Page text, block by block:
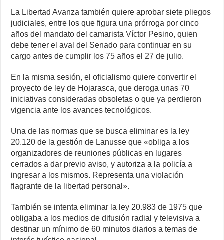
La Libertad Avanza también quiere aprobar siete pliegos
judiciales, entre los que figura una prórroga por cinco
años del mandato del camarista Víctor Pesino, quien
debe tener el aval del Senado para continuar en su
cargo antes de cumplir los 75 años el 27 de julio.
En la misma sesión, el oficialismo quiere convertir el
proyecto de ley de Hojarasca, que deroga unas 70
iniciativas consideradas obsoletas o que ya perdieron
vigencia ante los avances tecnológicos.
Una de las normas que se busca eliminar es la ley
20.120 de la gestión de Lanusse que «obliga a los
organizadores de reuniones públicas en lugares
cerrados a dar previo aviso, y autoriza a la policía a
ingresar a los mismos. Representa una violación
flagrante de la libertad personal».
También se intenta eliminar la ley 20.983 de 1975 que
obligaba a los medios de difusión radial y televisiva a
destinar un mínimo de 60 minutos diarios a temas de